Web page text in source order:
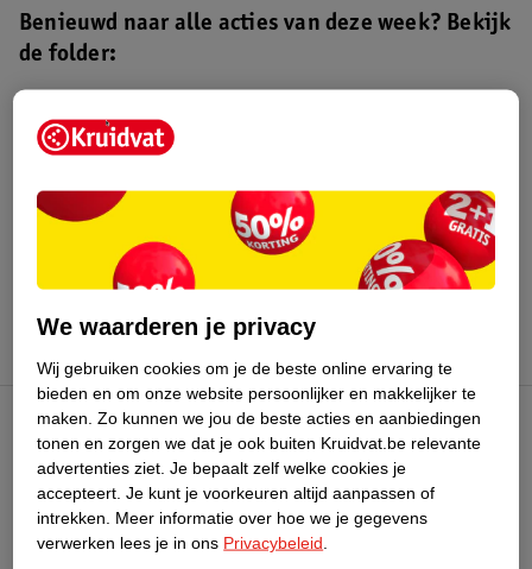
Benieuwd naar alle acties van deze week? Bekijk
de folder:
Kruidvat folder
Bekijk folder
Kruidvat Club
Klantenservice
We waarderen je privacy
Wij gebruiken cookies om je de beste online ervaring te
bieden en om onze website persoonlijker en makkelijker te
maken. Zo kunnen we jou de beste acties en aanbiedingen
tonen en zorgen we dat je ook buiten Kruidvat.be relevante
advertenties ziet. Je bepaalt zelf welke cookies je
accepteert. Je kunt je voorkeuren altijd aanpassen of
intrekken.
Meer informatie over hoe we je gegevens
verwerken lees je in ons Privacybeleid